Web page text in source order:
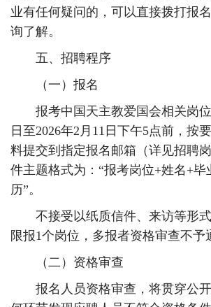
业有任何疑问的，可以直接拨打报
询了解。
五、招聘程序
（一）报名
报考中国天主教爱国会相关岗位
日至2026年2月11日下午5点前，按
料提交到指定报名邮箱（详见招聘
件主题格式为：“报考岗位+姓名+毕
历”。
不接受以纸质信件、来访等形式
限报1个岗位，多报者资格审查不予
（二）资格审查
报名人员资格审查，将贯穿公开